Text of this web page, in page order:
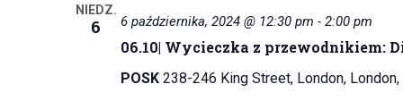
NIEDZ.
6
06.10| Wycieczka z przewodnikiem:
6 października, 2024 @ 12:30 pm - 2:00 pm
POSK 238-246 King Street, London,